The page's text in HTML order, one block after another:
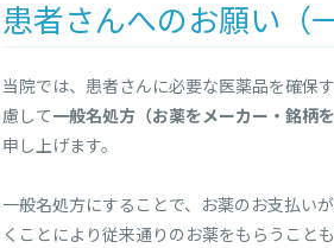
患者さんへのお願い（
当院では、患者さんに必要な医薬品を確保
慮して一般名処方（お薬をメーカー・銘柄
申し上げます。
一般名処方にすることで、お薬のお支払い
くことにより従来通りのお薬をもらうことも